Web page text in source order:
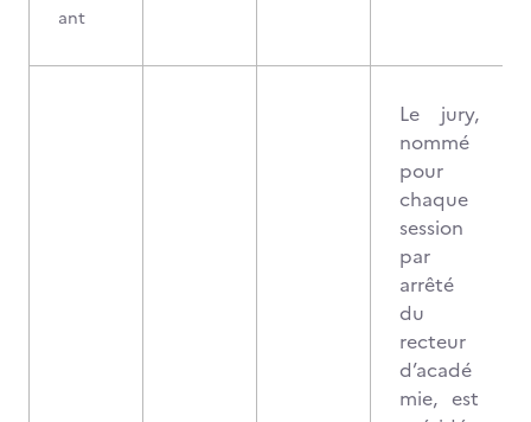
ant
Le jury,
nommé
pour
chaque
session
par
arrêté
du
recteur
d’acadé
mie, est